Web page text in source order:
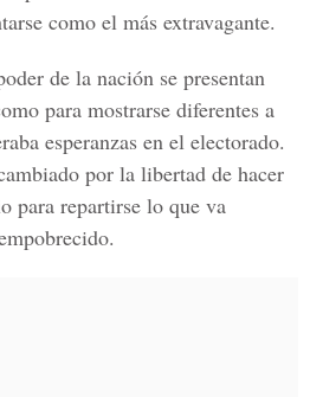
como el más extravagante.
de la nación se presentan
para mostrarse diferentes a
esperanzas en el electorado.
por la libertad de hacer
para repartirse lo que va